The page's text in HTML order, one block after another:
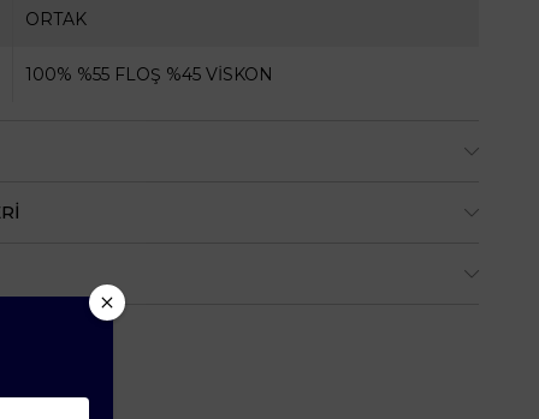
ORTAK
100% %55 FLOŞ %45 VİSKON